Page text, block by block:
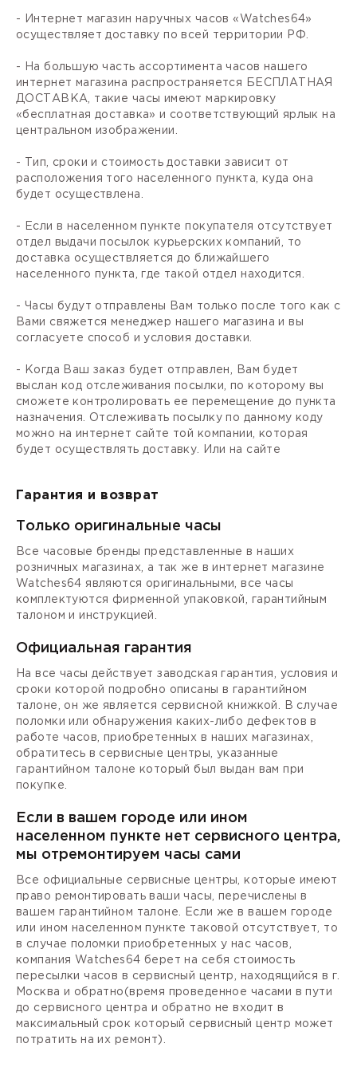
- Интернет магазин наручных часов «Watches64»
осуществляет доставку по всей территории РФ.
- На большую часть ассортимента часов нашего
интернет магазина распространяется БЕСПЛАТНАЯ
ДОСТАВКА, такие часы имеют маркировку
«бесплатная доставка» и соответствующий ярлык на
центральном изображении.
- Тип, сроки и стоимость доставки зависит от
расположения того населенного пункта, куда она
будет осуществлена.
- Если в населенном пункте покупателя отсутствует
отдел выдачи посылок курьерских компаний, то
доставка осуществляется до ближайшего
населенного пункта, где такой отдел находится.
- Часы будут отправлены Вам только после того как с
Вами свяжется менеджер нашего магазина и вы
согласуете способ и условия доставки.
- Когда Ваш заказ будет отправлен, Вам будет
выслан код отслеживания посылки, по которому вы
сможете контролировать ее перемещение до пункта
назначения. Отслеживать посылку по данному коду
можно на интернет сайте той компании, которая
будет осуществлять доставку. Или на сайте
Гарантия и возврат
Только оригинальные часы
Все часовые бренды представленные в наших
розничных магазинах, а так же в интернет магазине
Watches64 являются оригинальными, все часы
комплектуются фирменной упаковкой, гарантийным
талоном и инструкцией.
Официальная гарантия
На все часы действует заводская гарантия, условия и
сроки которой подробно описаны в гарантийном
талоне, он же является сервисной книжкой. В случае
поломки или обнаружения каких-либо дефектов в
работе часов, приобретенных в наших магазинах,
обратитесь в сервисные центры, указанные
гарантийном талоне который был выдан вам при
покупке.
Если в вашем городе или ином
населенном пункте нет сервисного центра,
мы отремонтируем часы сами
Все официальные сервисные центры, которые имеют
право ремонтировать ваши часы, перечислены в
вашем гарантийном талоне. Если же в вашем городе
или ином населенном пункте таковой отсутствует, то
в случае поломки приобретенных у нас часов,
компания Watches64 берет на себя стоимость
пересылки часов в сервисный центр, находящийся в г.
Москва и обратно(время проведенное часами в пути
до сервисного центра и обратно не входит в
максимальный срок который сервисный центр может
потратить на их ремонт).